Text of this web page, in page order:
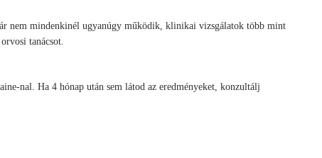
nem mindenkinél ugyanúgy működik, klinikai vizsgálatok több mint
tanácsot.
nal. Ha 4 hónap után sem látod az eredményeket, konzultálj